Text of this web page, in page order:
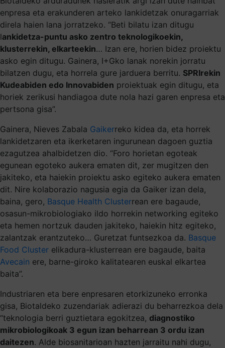
enpresa eta erakunderen arteko lankidetzak onuragarriak
direla haien lana jorratzeko. “Beti bilatu izan ditugu
lankidetza-puntu asko zentro teknologikoekin,
klusterrekin, elkarteekin… Izan ere, horien bidez proiektu
asko egin ditugu. Gainera, I+Gko lanak norekin jorratu
bilatzen dugu, eta horrela gure jarduera berritu. SPRIrekin
Kudeabiden edo Innovabiden proiektuak egin ditugu, eta
horiek zerikusi handiagoa dute nola hazi garen enpresa eta
pertsona gisa”.
Gainera, Nieves Zabala Gaikerreko kidea da, eta horrek
lankidetzaren eta ikerketaren ingurunean dagoen guztia
ezagutzea ahalbidetzen dio. “Foro horietan egoteak
egunean egoteko aukera ematen dit, zer mugitzen den
jakiteko, eta haiekin proiektu asko egiteko aukera ematen
dit. Nire kolaborazio nagusia egia da Gaiker izan dela,
baina, gero, Basque Health Clusterrean ere bagaude,
osasun-mikrobiologiako ildo horrekin networking egiteko
eta hemen nortzuk dauden jakiteko, haiekin hitz egiteko,
zalantzak erantzuteko… Guretzat funtsezkoa da. Basque
Food Cluster elikadura-klusterrean ere bagaude, baita
Avecain ere, barne-giroko kalitatearen euskal elkartea
baita”.
Industriaren eta bere enpresaren etorkizuneko erronka
gisa, Biotaldeko zuzendariak adierazi du beharrezkoa dela
“teknologia berri guztietara egokitzea, diagnostiko
mikrobiologikoak 3 egun izan beharrean 3 ordu izan
daitezen. Alde biosanitarioan hazten jarraitu nahi dugu,